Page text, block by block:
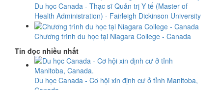
Du học Canada - Thạc sĩ Quản trị Y tế (Master of
Health Administration) - Fairleigh Dickinson University
Chương trình du học tại Niagara College - Canada
Tin đọc nhiều nhất
Du học Canada - Cơ hội xin định cư ở tỉnh Manitoba,